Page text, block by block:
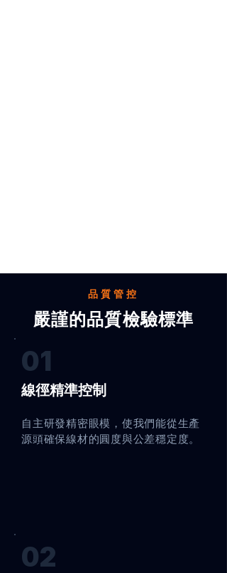
品質管控
嚴謹的品質檢驗標準
01
線徑精準控制
自主研發精密眼模，使我們能從生產
源頭確保線材的圓度與公差穩定度。
02